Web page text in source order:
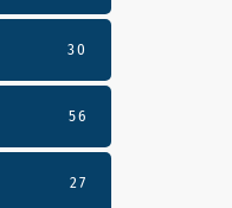
30
56
27